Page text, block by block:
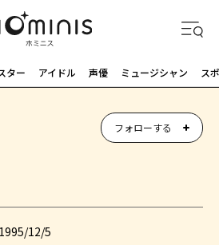
ター アイドル 声優 ミュージシャン ス
フォローする
1995/12/5